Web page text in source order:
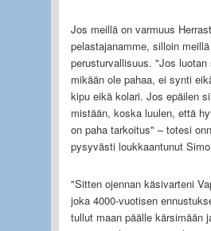
Jos meillä on varmuus
pelastajanamme, silloin
perusturvallisuus. "Jos luotan
mikään ole pahaa, ei synti
kipu eikä kolari. Jos epäilen
mistään, koska luulen, että
on paha tarkoitus" – totesi
pysyvästi loukkaantunut
"Sitten ojennan käsivarteni
joka 4000-vuotisen
tullut maan päälle kärsimään